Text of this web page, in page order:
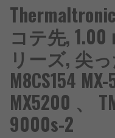
コテ先, 1.00
リーズ, 尖
M8CS154
MX5200 、
9000s-2